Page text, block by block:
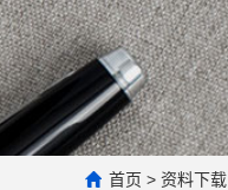
首页 > 资料下载